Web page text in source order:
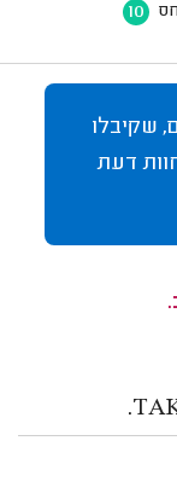
10
שקיבלו
דעת